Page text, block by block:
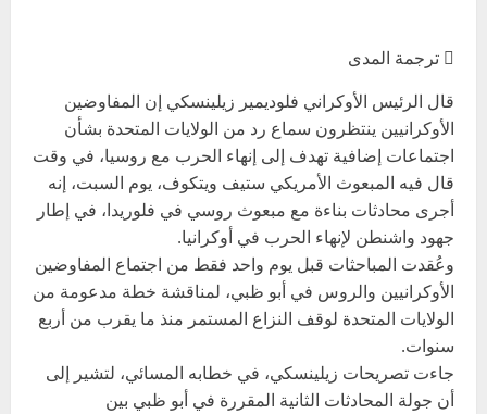
 ترجمة المدى
قال الرئيس الأوكراني فلوديمير زيلينسكي إن المفاوضين
الأوكرانيين ينتظرون سماع رد من الولايات المتحدة بشأن
اجتماعات إضافية تهدف إلى إنهاء الحرب مع روسيا، في وقت
قال فيه المبعوث الأمريكي ستيف ويتكوف، يوم السبت، إنه
أجرى محادثات بناءة مع مبعوث روسي في فلوريدا، في إطار
جهود واشنطن لإنهاء الحرب في أوكرانيا.
وعُقدت المباحثات قبل يوم واحد فقط من اجتماع المفاوضين
الأوكرانيين والروس في أبو ظبي، لمناقشة خطة مدعومة من
الولايات المتحدة لوقف النزاع المستمر منذ ما يقرب من أربع
سنوات.
جاءت تصريحات زيلينسكي، في خطابه المسائي، لتشير إلى
أن جولة المحادثات الثانية المقررة في أبو ظبي بين